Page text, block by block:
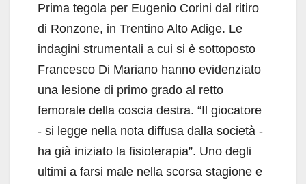
Prima tegola per Eugenio Corini dal ritiro
di Ronzone, in Trentino Alto Adige. Le
indagini strumentali a cui si è sottoposto
Francesco Di Mariano hanno evidenziato
una lesione di primo grado al retto
femorale della coscia destra. “Il giocatore
- si legge nella nota diffusa dalla società -
ha già iniziato la fisioterapia”. Uno degli
ultimi a farsi male nella scorsa stagione e